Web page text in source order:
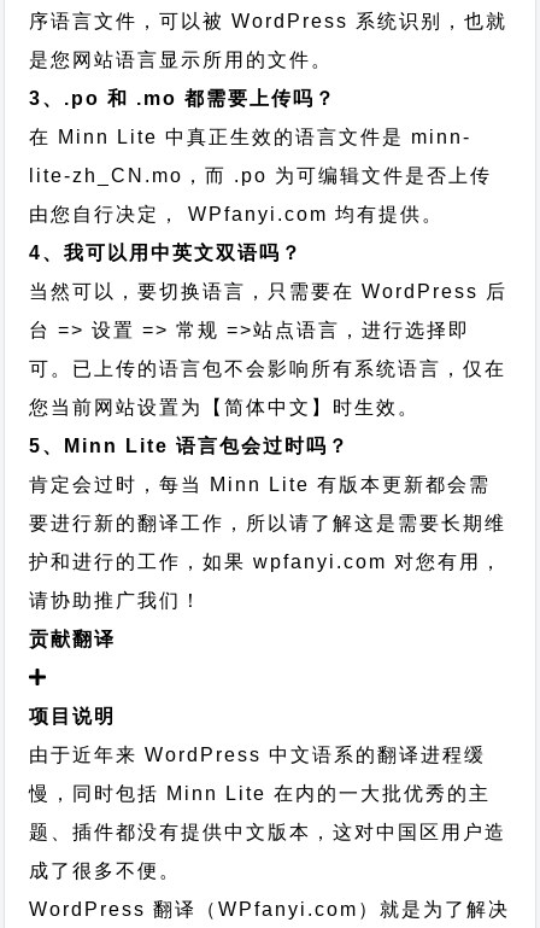
序语言文件，可以被 WordPress 系统识别，也就
是您网站语言显示所用的文件。
3、.po 和 .mo 都需要上传吗？
在 Minn Lite 中真正生效的语言文件是 minn-
lite-zh_CN.mo，而 .po 为可编辑文件是否上传
由您自行决定， WPfanyi.com 均有提供。
4、我可以用中英文双语吗？
当然可以，要切换语言，只需要在 WordPress 后
台 => 设置 => 常规 =>站点语言，进行选择即
可。已上传的语言包不会影响所有系统语言，仅在
您当前网站设置为【简体中文】时生效。
5、Minn Lite 语言包会过时吗？
肯定会过时，每当 Minn Lite 有版本更新都会需
要进行新的翻译工作，所以请了解这是需要长期维
护和进行的工作，如果 wpfanyi.com 对您有用，
请协助推广我们！
贡献翻译
项目说明
由于近年来 WordPress 中文语系的翻译进程缓
慢，同时包括 Minn Lite 在内的一大批优秀的主
题、插件都没有提供中文版本，这对中国区用户造
成了很多不便。
WordPress 翻译（WPfanyi.com） 就是为了解决